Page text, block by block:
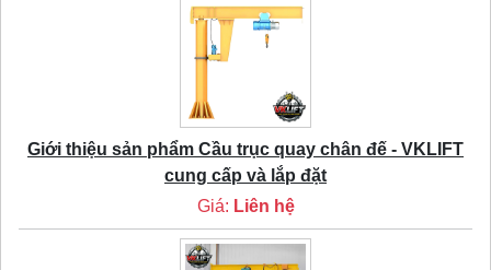
Giới thiệu sản phẩm Cầu trục quay chân đế - VKLIFT
cung cấp và lắp đặt
Giá: Liên hệ